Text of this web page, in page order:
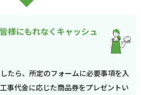
様にもれなくキャッシュ
たら、所定のフォームに必要事項を入
事代金に応じた商品券をプレゼントい